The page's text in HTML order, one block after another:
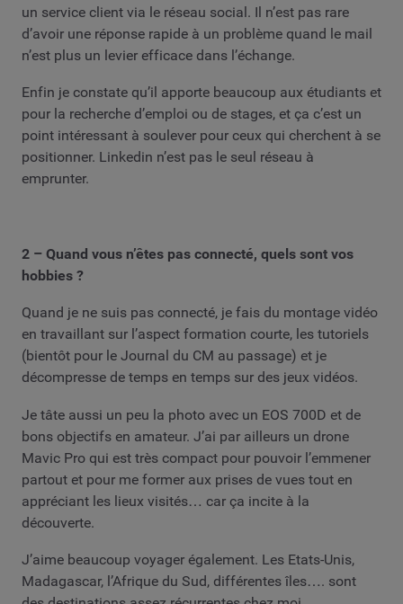
un service client via le réseau social. Il n’est pas rare
d’avoir une réponse rapide à un problème quand le mail
n’est plus un levier efficace dans l’échange.
Enfin je constate qu’il apporte beaucoup aux étudiants et
pour la recherche d’emploi ou de stages, et ça c’est un
point intéressant à soulever pour ceux qui cherchent à se
positionner. Linkedin n’est pas le seul réseau à
emprunter.
2 – Quand vous n’êtes pas connecté, quels sont vos
hobbies ?
Quand je ne suis pas connecté, je fais du montage vidéo
en travaillant sur l’aspect formation courte, les tutoriels
(bientôt pour le Journal du CM au passage) et je
décompresse de temps en temps sur des jeux vidéos.
Je tâte aussi un peu la photo avec un EOS 700D et de
bons objectifs en amateur. J’ai par ailleurs un drone
Mavic Pro qui est très compact pour pouvoir l’emmener
partout et pour me former aux prises de vues tout en
appréciant les lieux visités… car ça incite à la
découverte.
J’aime beaucoup voyager également. Les Etats-Unis,
Madagascar, l’Afrique du Sud, différentes îles…. sont